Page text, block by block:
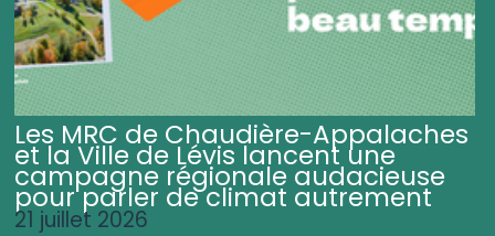
Les MRC de Chaudière-Appalaches
et la Ville de Lévis lancent une
campagne régionale audacieuse
pour parler de climat autrement
21 juillet 2026